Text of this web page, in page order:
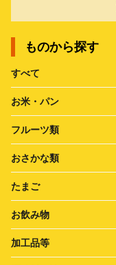
ものから探す
すべて
お米・パン
フルーツ類
おさかな類
たまご
お飲み物
加工品等